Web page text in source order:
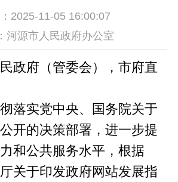
2025-11-05 16:00:07
河源市人民政府办公室
政府（管委会），市府直
落实党中央、国务院关于
开的决策部署，进一步提
和公共服务水平，根据
厅关于印发政府网站发展指